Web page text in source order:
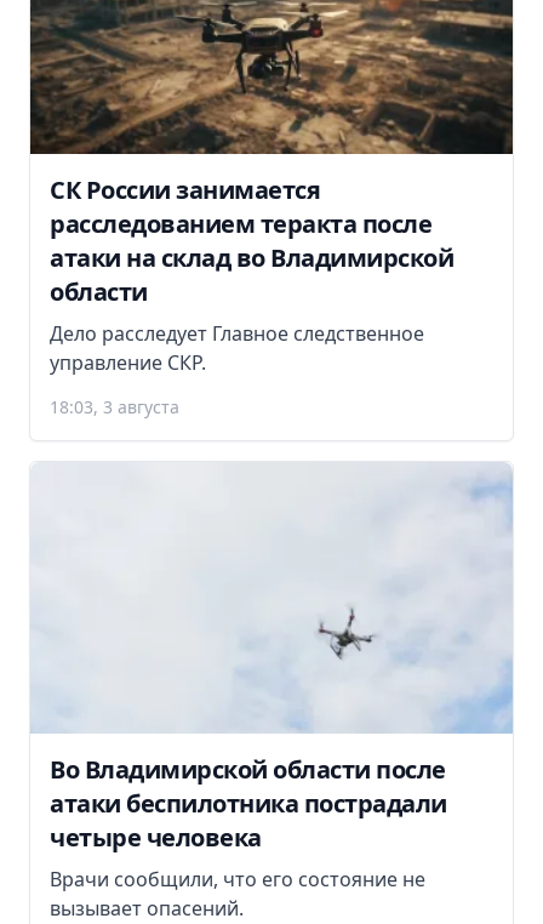
СК России занимается
расследованием теракта после
атаки на склад во Владимирской
области
Дело расследует Главное следственное
управление СКР.
18:03, 3 августа
Во Владимирской области после
атаки беспилотника пострадали
четыре человека
Врачи сообщили, что его состояние не
вызывает опасений.